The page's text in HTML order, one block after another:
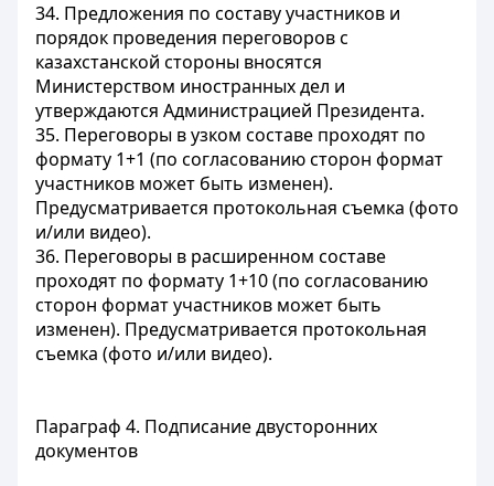
34. Предложения по составу участников и
порядок проведения переговоров с
казахстанской стороны вносятся
Министерством иностранных дел и
утверждаются Администрацией Президента.
35. Переговоры в узком составе проходят по
формату 1+1 (по согласованию сторон формат
участников может быть изменен).
Предусматривается протокольная съемка (фото
и/или видео).
36. Переговоры в расширенном составе
проходят по формату 1+10 (по согласованию
сторон формат участников может быть
изменен). Предусматривается протокольная
съемка (фото и/или видео).
Параграф 4. Подписание двусторонних
документов